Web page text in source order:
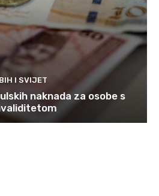
BIH I SVIJET
naknada za osobe s